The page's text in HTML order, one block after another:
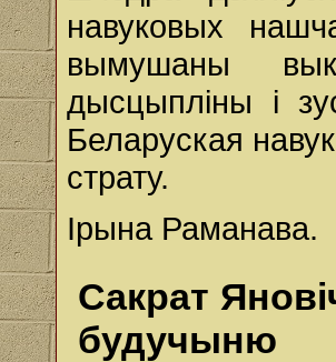
навуковых
вымушаны
дысцыпліны і
Беларуская
страту.
Ірына Раманава.
Сакрат
будучыню